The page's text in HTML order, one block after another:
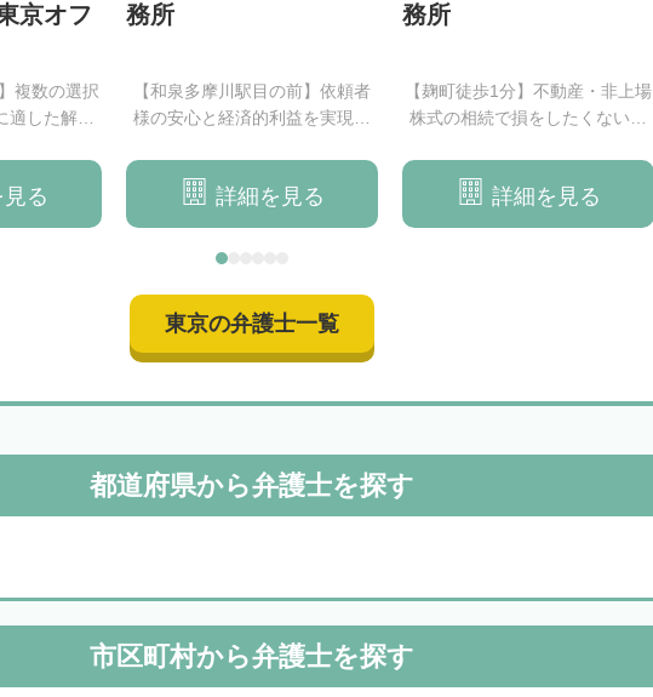
京オフ
複数の選択
した解決
る
務所
【和泉多摩川駅目の前】依頼者
様の安心と経済的利益を実現す
詳細を見る
務所
【麹町徒歩1分】不動産・非上場
株式の相続で損をしたくない方
詳細を見る
東京の弁護士一覧
都道府県から弁護士を探す
市区町村から弁護士を探す